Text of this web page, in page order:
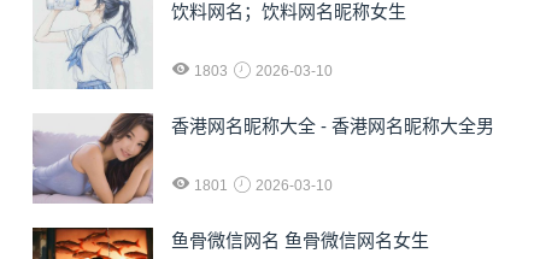
饮料网名；饮料网名昵称女生
1803 2026-03-10
香港网名昵称大全 - 香港网名昵称大全男
1801 2026-03-10
鱼骨微信网名 鱼骨微信网名女生